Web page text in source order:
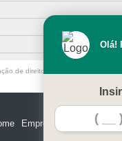
de direito autoral – artigo 184 do
Empresa
Olá!